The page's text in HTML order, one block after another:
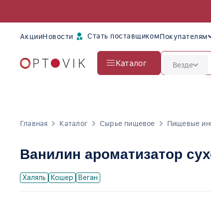
АкцииНовости Стать поставщикомПокупателям
Каталог Везде
Главная Каталог Сырье пищевое Пищевые
Ванилин ароматизатор
Халяль Кошер Веган